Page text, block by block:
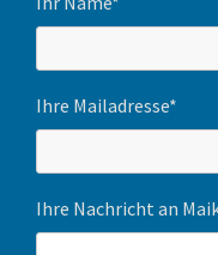
Ihre Mailadresse*
Ihre Nachricht an